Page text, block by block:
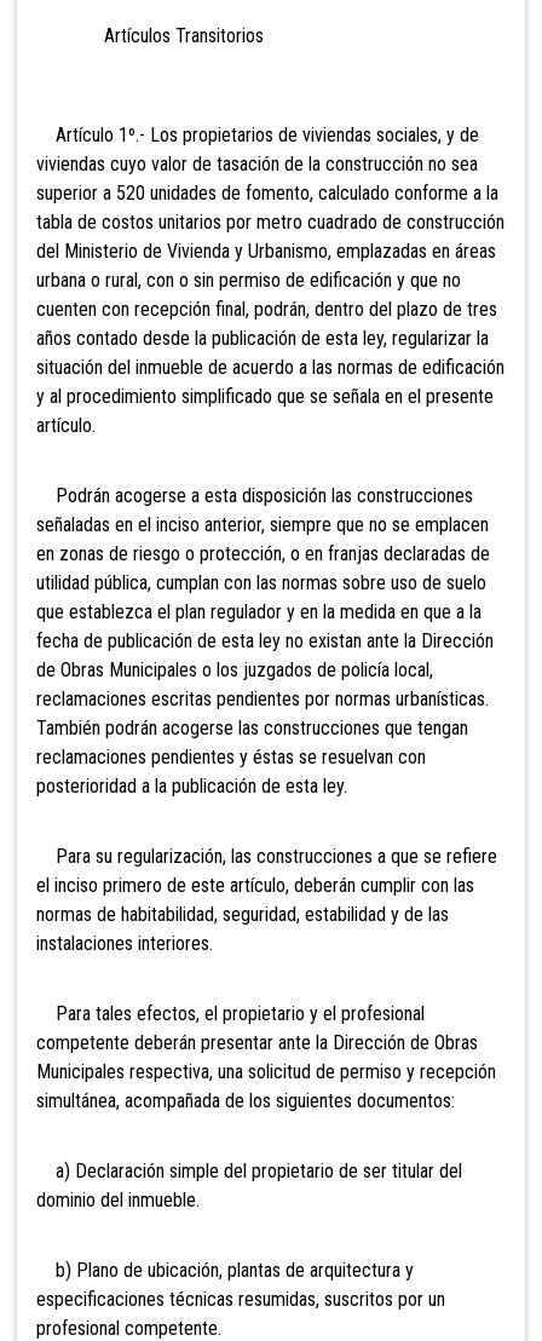
Artículos Transitorios
Artículo 1º.- Los propietarios de viviendas sociales, y de
viviendas cuyo valor de tasación de la construcción no sea
superior a 520 unidades de fomento, calculado conforme a la
tabla de costos unitarios por metro cuadrado de construcción
del Ministerio de Vivienda y Urbanismo, emplazadas en áreas
urbana o rural, con o sin permiso de edificación y que no
cuenten con recepción final, podrán, dentro del plazo de tres
años contado desde la publicación de esta ley, regularizar la
situación del inmueble de acuerdo a las normas de edificación
y al procedimiento simplificado que se señala en el presente
artículo.
Podrán acogerse a esta disposición las construcciones
señaladas en el inciso anterior, siempre que no se emplacen
en zonas de riesgo o protección, o en franjas declaradas de
utilidad pública, cumplan con las normas sobre uso de suelo
que establezca el plan regulador y en la medida en que a la
fecha de publicación de esta ley no existan ante la Dirección
de Obras Municipales o los juzgados de policía local,
reclamaciones escritas pendientes por normas urbanísticas.
También podrán acogerse las construcciones que tengan
reclamaciones pendientes y éstas se resuelvan con
posterioridad a la publicación de esta ley.
Para su regularización, las construcciones a que se refiere
el inciso primero de este artículo, deberán cumplir con las
normas de habitabilidad, seguridad, estabilidad y de las
instalaciones interiores.
Para tales efectos, el propietario y el profesional
competente deberán presentar ante la Dirección de Obras
Municipales respectiva, una solicitud de permiso y recepción
simultánea, acompañada de los siguientes documentos:
a) Declaración simple del propietario de ser titular del
dominio del inmueble.
b) Plano de ubicación, plantas de arquitectura y
especificaciones técnicas resumidas, suscritos por un
profesional competente.